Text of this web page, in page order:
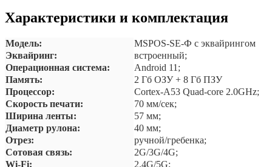
Характеристики и комплектация
Модель:
MSPOS-SE-Ф с эквайрингом
Эквайринг:
встроенный;
Операционная система:
Android 11;
Память:
2 Гб ОЗУ + 8 Гб ПЗУ
Процессор:
Cortex-A53 Quad-core 2.0GHz;
Скорость печати:
70 мм/сек;
Ширина ленты:
57 мм;
Диаметр рулона:
40 мм;
Отрез:
ручной/гребенка;
Сотовая связь:
2G/3G/4G;
Wi-Fi:
2.4G/5G;